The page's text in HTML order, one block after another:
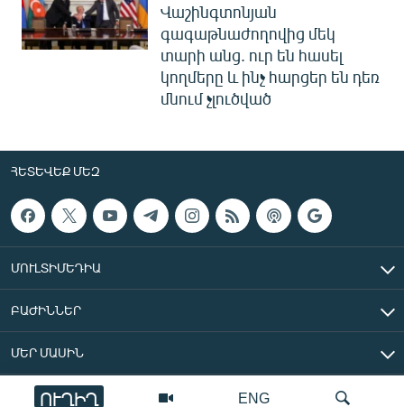
ENG
ՈՒՂԻՂ
Վաշինգտոնյան
գագաթնաժողովից մեկ
տարի անց. ուր են հասել
կողմերը և ինչ հարցեր են դեռ
մնում չլուծված
ՀԵՏԵՎԵՔ ՄԵԶ
ՄՈՒԼՏԻՄԵԴԻԱ
ԲԱԺԻՆՆԵՐ
ՄԵՐ ՄԱՍԻՆ
«Ազատ Եվրոպա/Ազատություն» ռադիոկայան © 2026